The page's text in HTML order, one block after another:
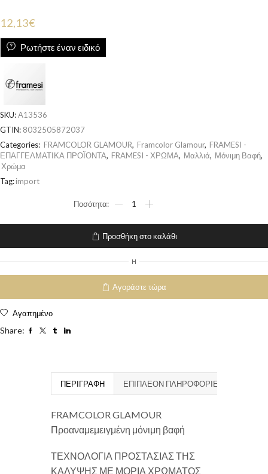
12,13€
Ρωτήστε έναν ειδικό
SKU:A13536
GTIN: 8032505872037
Categories: FRAMCOLOR GLAMOUR, Framcolor Glamour, FRAMESI -
ΕΠΑΓΓΕΛΜΑΤΙΚΑ ΠΡΟΪΟΝΤΑ, FRAMESI - ΧΡΩΜΑ, Μαλλιά, Μόνιμη Βαφή,
Χρώμα
Tag:import
Προσθήκη στο καλάθι
H
Αγοράστε τώρα
Αγαπημένο
Share:
ΠΕΡΙΓΡΑΦΉ ΕΠΙΠΛΈΟΝ ΠΛΗΡΟΦΟΡΊΕΣ
FRAMCOLOR GLAMOUR
Προαναμεμειγμένη μόνιμη βαφή
ΤΕΧΝΟΛΟΓΙΑ ΠΡΟΣΤΑΣΙΑΣ ΤΗΣ
ΚΑΛΥΨΗΣ ΜΕ ΜΟΡΙΑ ΧΡΩΜΑΤΟΣ